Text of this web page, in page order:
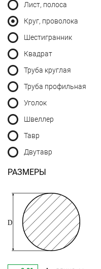
Лист, полоса
Круг, проволока
Шестигранник
Квадрат
Труба круглая
Труба профильная
Уголок
Швеллер
Тавр
Двутавр
РАЗМЕРЫ